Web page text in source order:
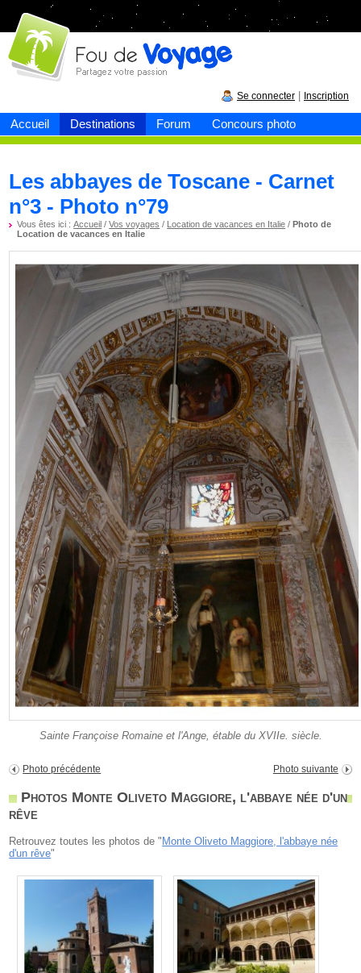
Accueil Destinations Forum Concours photo
Fou devoyage
Se connecter Inscription
Les abbayes de Toscane - Carnet
n°3 - Photo n°79
Vous êtes ici :Accueil /Vos voyages / Location de vacances en Italie /Photo de
Location de vacances en Italie
Sainte Françoise Romaine et l'Ange, étable du XVIIe. siècle.
Photo précédente Photo suivante
Photos Monte Oliveto Maggiore, l'abbaye née d'un
rêve
Retrouvez toutes les photos de " Monte Oliveto Maggiore, l'abbaye née
d'un rêve"